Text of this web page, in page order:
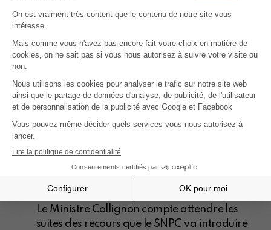
qu’il constate au niveau du choix des avocats
justice ou encore les conseiller. Trop souvent,
le syndic agit sans mettre le choix dans les
29.09.2022- L'actualité - Communiqué
Région wallonne : la position du
Ministre Collignon est
inacceptable !
Le Ministre Collignon compte attendre les
suites des recours que le SNPC va introduire